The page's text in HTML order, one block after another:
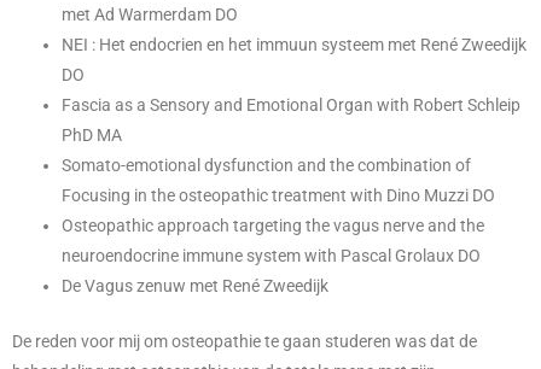
met Ad Warmerdam DO
NEI : Het endocrien en het immuun systeem met René Zweedijk
DO
Fascia as a Sensory and Emotional Organ with Robert Schleip
PhD MA
Somato-emotional dysfunction and the combination of
Focusing in the osteopathic treatment with Dino Muzzi DO
Osteopathic approach targeting the vagus nerve and the
neuroendocrine immune system with Pascal Grolaux DO
De Vagus zenuw met René Zweedijk
De reden voor mij om osteopathie te gaan studeren was dat de